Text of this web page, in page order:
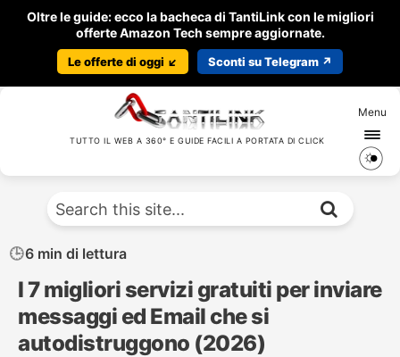
Oltre le guide: ecco la bacheca di TantiLink con le migliori
offerte Amazon Tech sempre aggiornate.
Le offerte di oggi ↙️ Sconti su Telegram ↗️
Menu
TUTTO IL WEB A 360° E GUIDE FACILI A PORTATA DI CLICK
6 min di lettura
I 7 migliori servizi gratuiti per inviare
messaggi ed Email che si
autodistruggono (2026)